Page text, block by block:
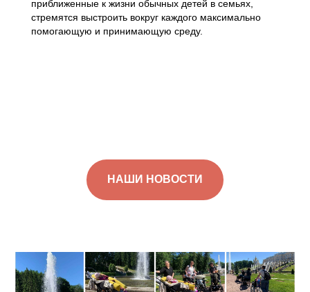
приближенные к жизни обычных детей в семьях,
стремятся выстроить вокруг каждого максимально
помогающую и принимающую среду.
НАШИ НОВОСТИ